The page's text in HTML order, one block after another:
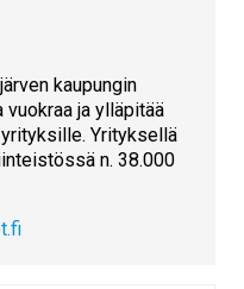
kaupungin
ja ylläpitää
Yrityksellä
n. 38.000